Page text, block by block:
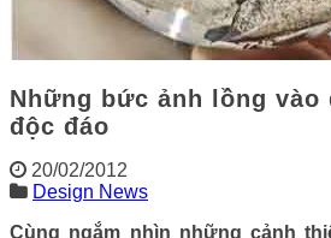
Những bức ảnh lồng vào
độc đáo
20/02/2012
Design News
Cùng ngắm nhìn những cảnh